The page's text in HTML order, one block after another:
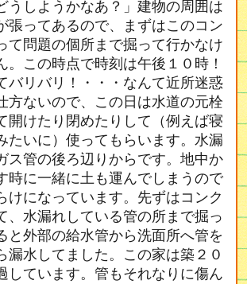
うしようかなあ？」建物の周囲は
張ってあるので、まずはこのコン
て問題の個所まで掘って行かなけ
。この時点で時刻は午後１０時！
バリバリ！・・・なんて近所迷惑
方ないので、この日は水道の元栓
開けたり閉めたりして（例えば寝
たいに）使ってもらいます。水漏
ス管の後ろ辺りからです。地中か
時に一緒に土も運んでしまうので
けになっています。先ずはコンク
、水漏れしている管の所まで掘っ
と外部の給水管から洗面所へ管を
漏水してました。この家は築２０
しています。管もそれなりに傷ん